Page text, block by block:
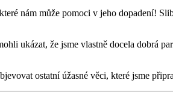
nám může pomoci v jeho dopadení!
ukázat, že jsme vlastně docela dobrá
ostatní úžasné věci, které jsme